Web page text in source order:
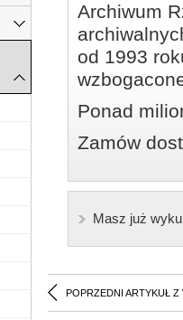
Archiwum
od 1993
Ponad
Zamów
Masz już
POPRZEDNI ARTYKUŁ Z